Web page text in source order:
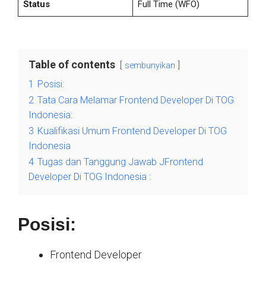
Status Full Time (WFO)
Table of contents sembunyikan
1
Posisi:
2 Tata Cara Melamar Frontend Developer Di TOG
Indonesia:
3 Kualifikasi Umum Frontend Developer Di TOG
Indonesia
4 Tugas dan Tanggung Jawab JFrontend
Developer Di TOG Indonesia :
Posisi:
Frontend Developer